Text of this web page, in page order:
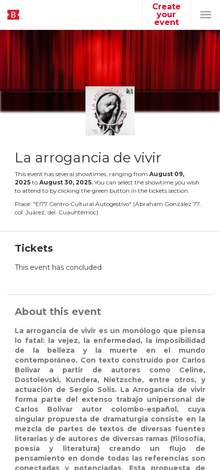
Create
your
event
La arrogancia de vivir
This event has several showtimes, ranging from August 09,
2025 to August 30, 2025. You can select the showtime you wish
to attend to by clicking the green button in the tickets section.
Place: "El77 Centro Cultural Autogestivo" (Abraham González 77,
col. Juárez, del. Cuauhtémoc)
Tickets
This event has concluded
About this event
La arrogancia de vivir es un monólogo que piensa
lo fatal: la vejez, la enfermedad, la imposibilidad
de la belleza y la muerte en el mundo
contemporáneo. Con texto construído por Carlos
Bolivar a partir de autores como Celine,
Dostoievski, Kundera, Nietzsche, entre otros, y
actuación de Sergio Solis. La Arrogancia de vivir
forma parte del extenso trabajo unipersonal de
Carlos Bolivar autor colombo-español, cuya
singular propuesta de dramaturgia consiste en la
mezcla de partes de textos de diversas fuentes
literarias y de autores de diversas ramas (filosofía,
poesía y literatura) creando un flujo de
pensamiento en donde todas las referencias son